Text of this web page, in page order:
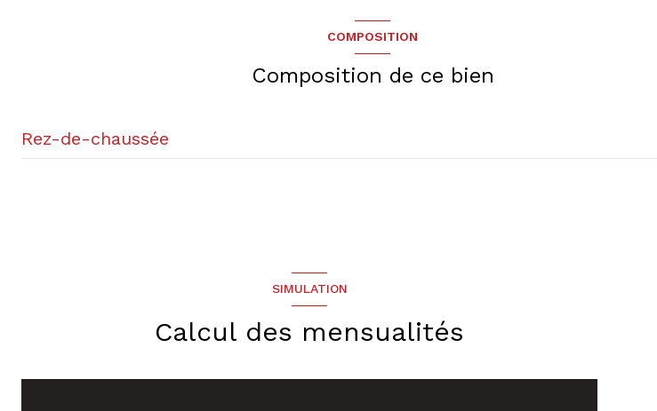
COMPOSITION
Composition de ce bien
Rez-de-chaussée
SIMULATION
Calcul des mensualités